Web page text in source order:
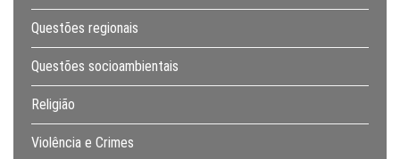
Questões regionais
Questões socioambientais
Religião
Violência e Crimes